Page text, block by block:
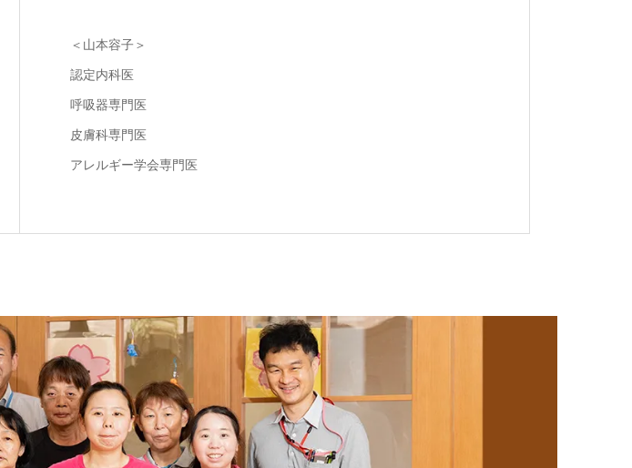
＜山本容子＞
認定内科医
呼吸器専門医
皮膚科専門医
アレルギー学会専門医